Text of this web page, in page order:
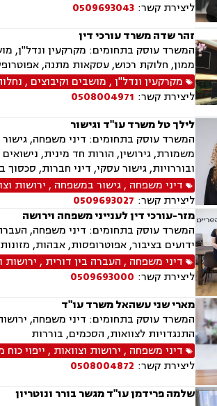
ליצירת קשר: 0509693043
זהר שדה משרד עורכי דין
המשרד עוסק בתחומים: מקרקעין ונדל"ן,
ממון, חלוקת רכוש, עסקאות מתנה,
מקרקעין ונדל"ן, מושבים וקיבוצים ,
ליצירת קשר: 0508004971
לילך טל משרד עו"ד וגישור
המשרד עוסק בתחומים: דיני משפחה, גישור
משמורת, גירושין, הורות חד מינית,
ובוררויות, גישור עסקי, דיני חברות,
דיני משפחה ,גישור במשפחה , ירושות
ליצירת קשר: 0509693027
מזר-עורכי דין לענייני משפחה וירושה
המשרד עוסק בתחומים: דיני משפחה, העברה
ידועים בציבור, אפוטרופסות, אבהות,
דיני משפחה , העברה בין דורית , ירושות
ליצירת קשר: 0509693000
מארי שני עשהאל משרד עו"ד
המשרד עוסק בתחומים: דיני משפחה, ירושות
התנגדויות לצוואות, הסכמים, בוררות
דיני משפחה , ירושות וצוואות , ייפוי
ליצירת קשר: 0508004872
שלמה פרידמן עו"ד מגשר בורר ונוטריון